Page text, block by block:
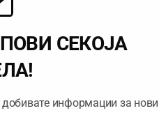
СЕКОЈА
добивате информации за нови